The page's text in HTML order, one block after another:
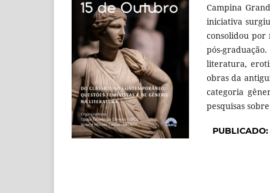
Campina
iniciativa
consolidou por
pós-
literatura,
obras da
categoria
pesquisas
PUBLICADO: